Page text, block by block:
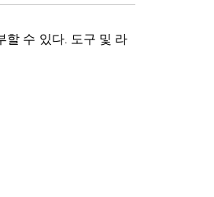
Forum 이벤트 캘린더
할 수 있다. 도구 및 라